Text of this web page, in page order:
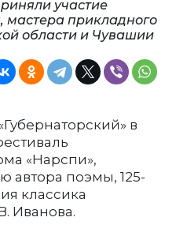
участие
мастера прикладного
области и Чувашии
в
«Нарспи»,
поэмы, 125-
классика
Иванова.